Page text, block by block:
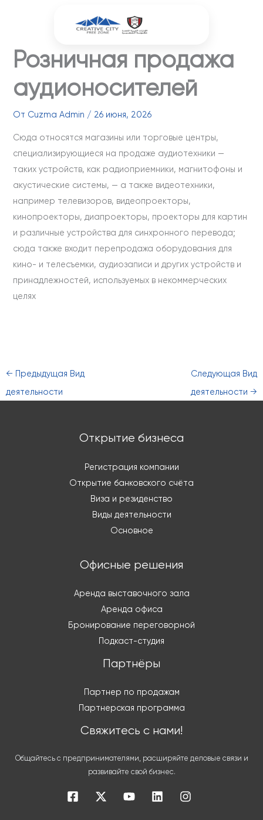
Розничная продажа
аудионосителей
От Cuzma Admin / 26 июня, 2026
Сюда относятся магазины или торговые центры,
специализирующиеся на продаже аудиотехники —
таких устройств, как радиоприемники, магнитофоны и
акустические системы, — а также видеотехники,
например телевизоров, видеопроекторы,
кинопроекторы, диапроекторы, проекторы для картин
и различные устройства для синхронного перевода;
сюда также входит перепродажа оборудования для
кино- и телесъемки, аудиозаписи и других устройств и
принадлежностей, используемых в некоммерческих
целях
← Предыдущая Вид
деятельности
Следующая Вид
деятельности→
Открытие бизнеса
Регистрация компании
Открытие банковского счёта
Виза и резиденство
Виды деятельности
Основное
Офисные решения
Аренда выставочного зала
Аренда офиса
Бронирование переговорной
Подкаст-студия
Партнёры
Партнер по продажам
Партнерская программа
Свяжитесь с нами!
Общайтесь с предпринимателями, расширяйте деловые связи и
развивайте свой бизнес.